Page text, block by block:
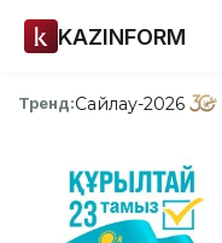
KAZINFORM
Тренд:Сайлау-2026